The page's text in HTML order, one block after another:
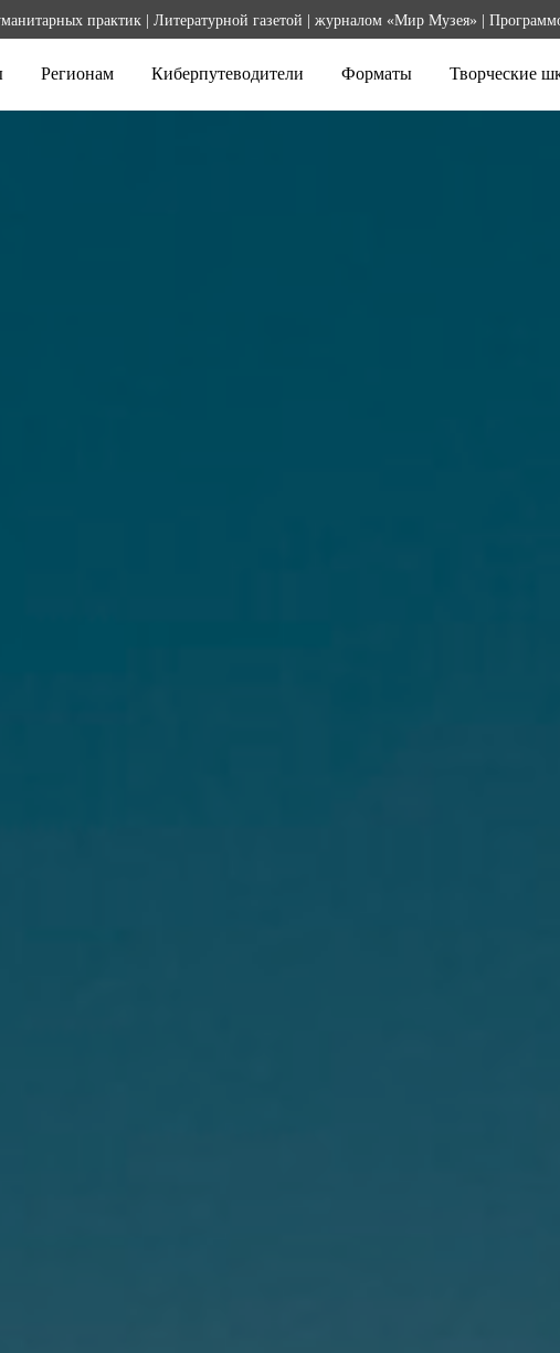
практик | Литературной газетой | журналом «Мир Музея» |
Регионам Киберпутеводители Форматы Творческие